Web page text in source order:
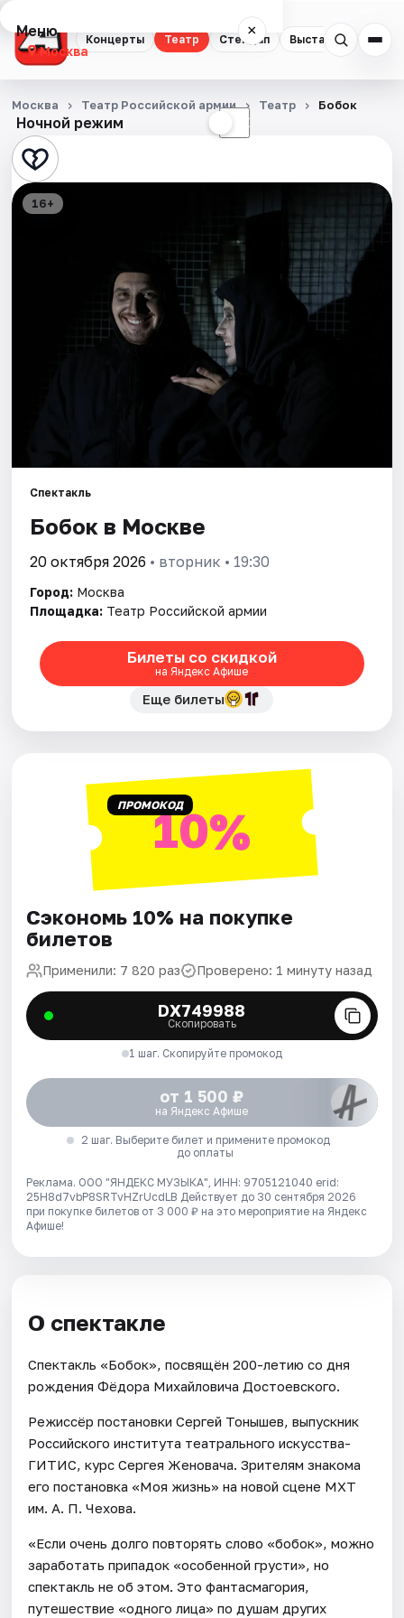
Концерты Театр Стендап Выставки
Меню ×
Москва
Концерты
Театр
Стендап
Площадки
Артисты
Ночной режим ☾
Москва Театр Российской армии Театр Бобок
16+
Спектакль
Бобок в Москве
20 октября 2026 • вторник • 19:30
Город: Москва
Площадка: Театр Российской армии
Билеты со скидкой
на Яндекс Афише
Еще билеты
ПРОМОКОД10%
Сэкономь 10% на покупке
билетов
Применили: 7 820 раз Проверено: 1 минуту назад
DX749988
Скопировать
1 шаг. Скопируйте промокод
от 1 500 ₽
на Яндекс Афише
2 шаг. Выберите билет и примените промокод
до оплаты
Реклама. ООО "ЯНДЕКС МУЗЫКА", ИНН: 9705121040 erid:
25H8d7vbP8SRTvHZrUcdLB Действует до 30 сентября 2026
при покупке билетов от 3 000 ₽ на это мероприятие на Яндекс
Афише!
О спектакле
Спектакль «Бобок», посвящён 200-летию со дня
рождения Фёдора Михайловича Достоевского.
Режиссёр постановки Сергей Тонышев, выпускник
Российского института театрального искусства-
ГИТИС, курс Сергея Женовача. Зрителям знакома
его постановка «Моя жизнь» на новой сцене МХТ
им. А. П. Чехова.
«Если очень долго повторять слово «бобок», можно
заработать припадок «особенной грусти», но
спектакль не об этом. Это фантасмагория,
путешествие «одного лица» по душам других